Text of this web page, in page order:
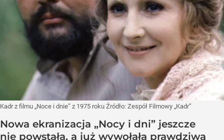
Kadr z filmu „Noce i dnie” z 1975 roku Źródło: Zespół Filmowy „Kadr”
Nowa ekranizacja „Nocy i dni” jeszcze
nie powstała, a już wywołała prawdziwą